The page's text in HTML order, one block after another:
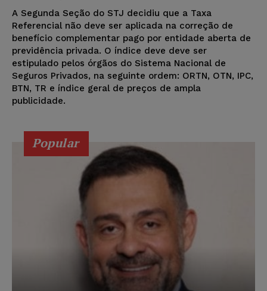
A Segunda Seção do STJ decidiu que a Taxa
Referencial não deve ser aplicada na correção de
benefício complementar pago por entidade aberta de
previdência privada. O índice deve deve ser
estipulado pelos órgãos do Sistema Nacional de
Seguros Privados, na seguinte ordem: ORTN, OTN, IPC,
BTN, TR e índice geral de preços de ampla
publicidade.
Popular